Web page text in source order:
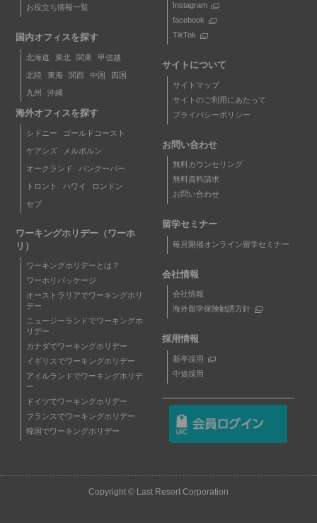
お役立ち情報一覧
国内オフィスを探す
北海道 東北 関東 甲信越
北陸 東海 関西 中国 四国
九州 沖縄
海外オフィスを探す
シドニー ゴールドコースト
ケアンズ メルボルン
オークランド バンクーバー
トロント ハワイ ロンドン
セブ
ワーキングホリデー（ワーホ
リ）
ワーキングホリデーとは？
ワーホリパッケージ
オーストラリアでワーキングホリ
デー
ニュージーランドでワーキングホ
リデー
カナダでワーキングホリデー
イギリスでワーキングホリデー
アイルランドでワーキングホリデ
ー
ドイツでワーキングホリデー
フランスでワーキングホリデー
韓国でワーキングホリデー
Instagram
facebook
TikTok
サイトについて
サイトマップ
サイトのご利用にあたって
プライバシーポリシー
お問い合わせ
無料カウンセリング
無料資料請求
お問い合わせ
留学セミナー
毎月開催オンライン留学セミナー
会社情報
会社情報
海外留学保険勧誘方針
採用情報
新卒採用
中途採用
Copyright © Last Resort Corporation